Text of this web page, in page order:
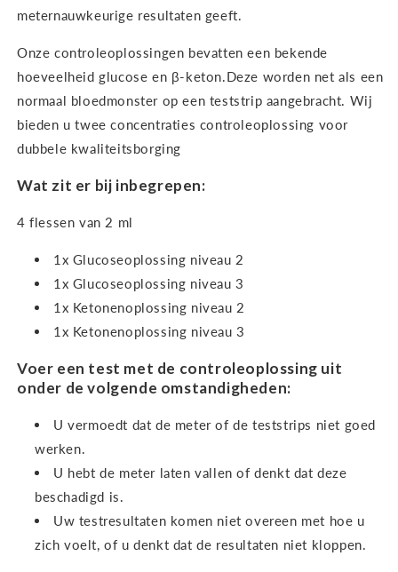
meternauwkeurige resultaten geeft.
Onze controleoplossingen bevatten een bekende
hoeveelheid glucose en β-keton. Deze worden net als een
normaal bloedmonster op een teststrip aangebracht. Wij
bieden u twee concentraties controleoplossing voor
dubbele kwaliteitsborging
Wat zit er bij inbegrepen:
4 flessen van 2 ml
1x Glucoseoplossing niveau 2
1x Glucoseoplossing niveau 3
1x Ketonenoplossing niveau 2
1x Ketonenoplossing niveau 3
Voer een test met de controleoplossing uit
onder de volgende omstandigheden:
U vermoedt dat de meter of de teststrips niet goed
werken.
U hebt de meter laten vallen of denkt dat deze
beschadigd is.
Uw testresultaten komen niet overeen met hoe u
zich voelt, of u denkt dat de resultaten niet kloppen.